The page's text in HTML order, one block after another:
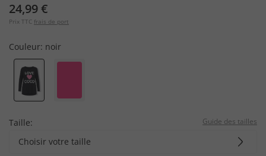
24,99 €
Prix TTC frais de port
Couleur: noir
Taille: Guide des tailles
Choisir votre taille